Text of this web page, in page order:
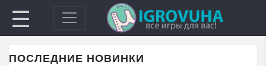
☰
ПОСЛЕДНИЕ НОВИНКИ